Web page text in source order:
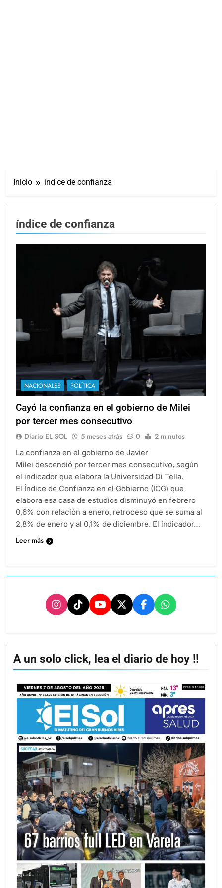
Inicio índice de confianza
índice de confianza
NACIONALES POLÍTICA
Cayó la confianza en el gobierno de Milei
por tercer mes consecutivo
Diario EL SOL 5 meses atrás 0 2 minutos
La confianza en el gobierno de Javier
Milei descendió por tercer mes consecutivo, según
el indicador que elabora la Universidad Di Tella.
El Índice de Confianza en el Gobierno (ICG) que
elabora esa casa de estudios disminuyó en febrero
0,6% con relación a enero, retroceso que se suma al
2,8% de enero y al 0,1% de diciembre. El indicador…
Leer más
A un solo click, lea el diario de hoy !!